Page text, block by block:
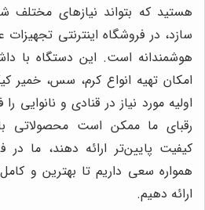
هستید که بتواند نیازهای مختلف
سازد، در فروشگاه اینترنتی
هوشمندانه است. این دستگاه با
امکان تهیه انواع کرم، سس، خمیر
اولیه مورد نیاز در قنادی و نانوایی
رقبای ما ممکن است محصولاتی
کیفیت پایین‌تر ارائه دهند، ما در
همواره سعی داریم تا بهترین و
ارائه دهیم.